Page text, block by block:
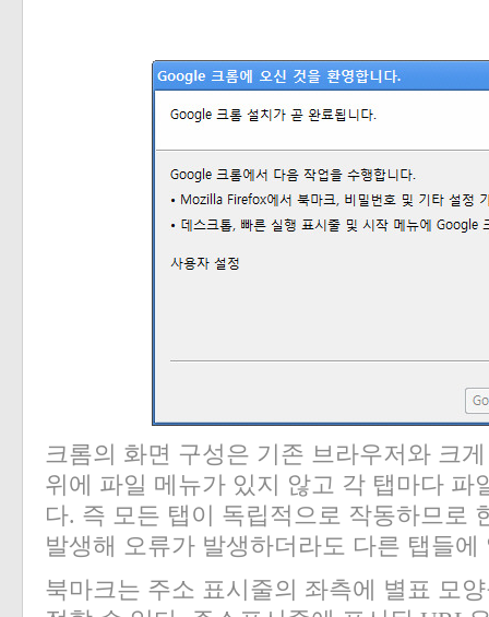
크롬의 화면 구성은 기존 브라우저와 크
위에 파일 메뉴가 있지 않고 각 탭마다 파
다. 즉 모든 탭이 독립적으로 작동하므로
발생해 오류가 발생하더라도 다른 탭들
북마크는 주소 표시줄의 좌측에 별표 모